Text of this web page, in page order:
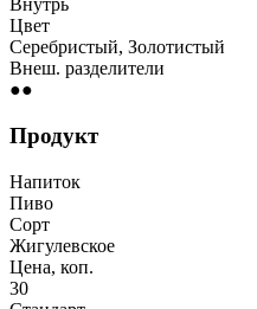
Внутрь
Цвет
Серебристый, Золотистый
Внеш. разделители
●●
Продукт
Напиток
Пиво
Сорт
Жигулевское
Цена, коп.
30